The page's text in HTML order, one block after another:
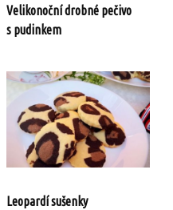
Velikonoční drobné pečivo
s pudinkem
Leopardí sušenky